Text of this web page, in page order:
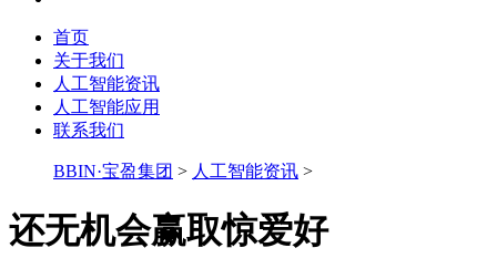
首页
关于我们
人工智能资讯
人工智能应用
联系我们
BBIN·宝盈集团 > 人工智能资讯 >
还无机会赢取惊爱好